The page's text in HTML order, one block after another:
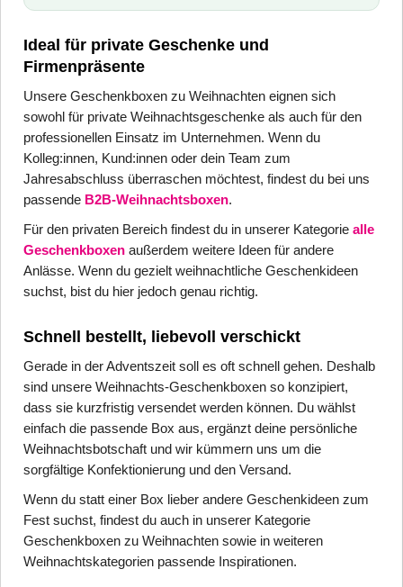
Ideal für private Geschenke und
Firmenpräsente
Unsere Geschenkboxen zu Weihnachten eignen sich
sowohl für private Weihnachtsgeschenke als auch für den
professionellen Einsatz im Unternehmen. Wenn du
Kolleg:innen, Kund:innen oder dein Team zum
Jahresabschluss überraschen möchtest, findest du bei uns
passende B2B-Weihnachtsboxen.
Für den privaten Bereich findest du in unserer Kategorie alle
Geschenkboxen außerdem weitere Ideen für andere
Anlässe. Wenn du gezielt weihnachtliche Geschenkideen
suchst, bist du hier jedoch genau richtig.
Schnell bestellt, liebevoll verschickt
Gerade in der Adventszeit soll es oft schnell gehen. Deshalb
sind unsere Weihnachts-Geschenkboxen so konzipiert,
dass sie kurzfristig versendet werden können. Du wählst
einfach die passende Box aus, ergänzt deine persönliche
Weihnachtsbotschaft und wir kümmern uns um die
sorgfältige Konfektionierung und den Versand.
Wenn du statt einer Box lieber andere Geschenkideen zum
Fest suchst, findest du auch in unserer Kategorie
Geschenkboxen zu Weihnachten sowie in weiteren
Weihnachtskategorien passende Inspirationen.